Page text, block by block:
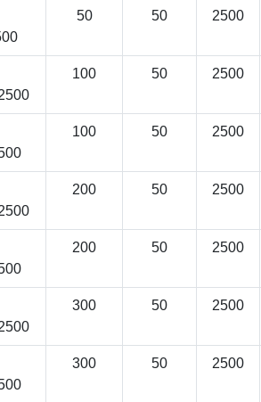
50 50 2500
100 50 2500
100 50 2500
200 50 2500
200 50 2500
300 50 2500
300 50 2500